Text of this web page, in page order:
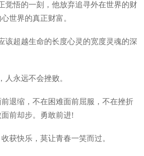
悟的一刻，他放弃追寻外在世界的财
世界的真正财富。
超越生命的长度心灵的宽度灵魂的深
永远不会挫败。
缩，不在困难面前屈服，不在挫折
前却步。勇敢前进!
快乐，莫让青春一笑而过。